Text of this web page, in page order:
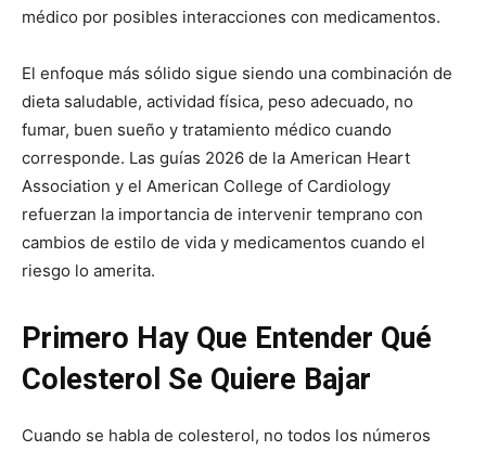
médico por posibles interacciones con medicamentos.
El enfoque más sólido sigue siendo una combinación de
dieta saludable, actividad física, peso adecuado, no
fumar, buen sueño y tratamiento médico cuando
corresponde. Las guías 2026 de la American Heart
Association y el American College of Cardiology
refuerzan la importancia de intervenir temprano con
cambios de estilo de vida y medicamentos cuando el
riesgo lo amerita.
Primero Hay Que Entender Qué
Colesterol Se Quiere Bajar
Cuando se habla de colesterol, no todos los números